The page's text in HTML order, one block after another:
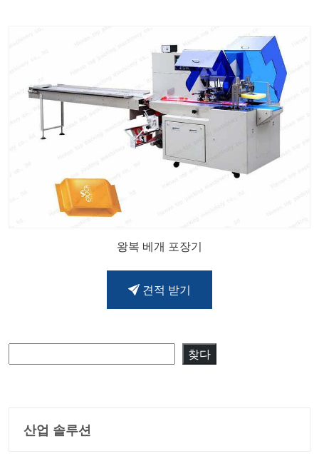
왕복 베개 포장기
견적 받기
찾다
산업 솔루션